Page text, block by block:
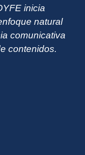
inicia
natural
comunicativa
contenidos.